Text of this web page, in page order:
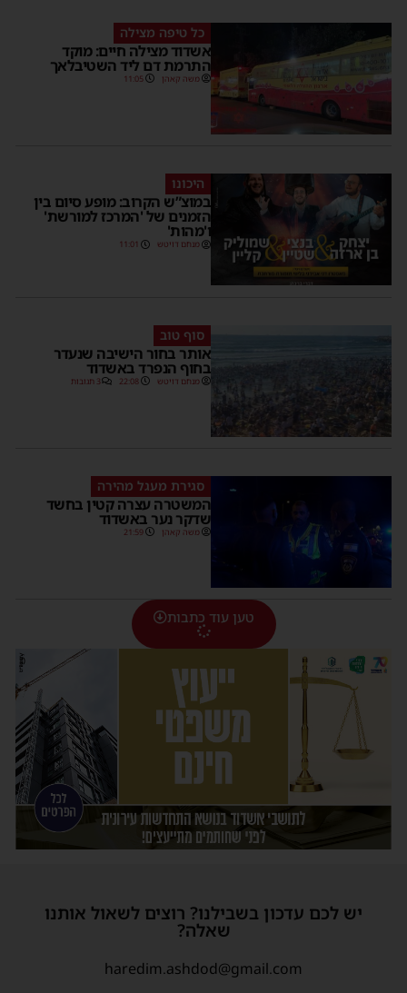
כל טיפה מצילה
אשדוד מצילה חיים: מוקד
התרמת דם ליד השטיבלאך
משה קאהן 11:05
היכונו
במוצ”ש הקרוב: מופע סיום בין
הזמנים של 'המרכז למורשת'
ו'מהות'
מנחם דויטש 11:01
סוף טוב
אותר בחור הישיבה שנעדר
בחוף הנפרד באשדוד
מנחם דויטש 22:08 3 תגובות
סגירת מעגל מהירה
המשטרה עצרה קטין בחשד
שדקר נער באשדוד
משה קאהן 21:59
טען עוד כתבות
יש לכם עדכון בשבילנו? רוצים לשאול אותנו
שאלה?
haredim.ashdod@gmail.com